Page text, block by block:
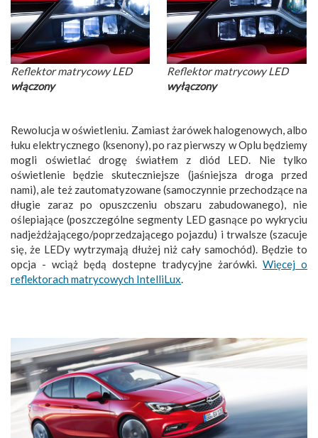
Reflektor matrycowy LED
włączony
Reflektor matrycowy LED
wyłączony
Rewolucja w oświetleniu. Zamiast żarówek halogenowych, albo
łuku elektrycznego (ksenony), po raz pierwszy w Oplu będziemy
mogli oświetlać drogę światłem z diód LED. Nie tylko
oświetlenie będzie skuteczniejsze (jaśniejsza droga przed
nami), ale też zautomatyzowane (samoczynnie przechodzące na
długie zaraz po opuszczeniu obszaru zabudowanego), nie
oślepiające (poszczególne segmenty LED gasnące po wykryciu
nadjeżdżającego/poprzedzającego pojazdu) i trwalsze (szacuje
się, że LEDy wytrzymają dłużej niż cały samochód). Będzie to
opcja - wciąż będą dostepne tradycyjne żarówki. Więcej o
reflektorach matrycowych IntelliLux.